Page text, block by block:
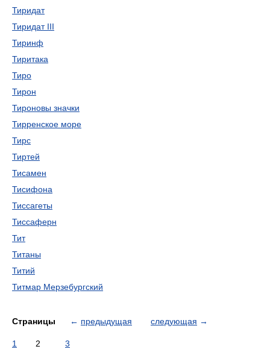
Тиридат
Тиридат III
Тиринф
Тиритака
Тиро
Тирон
Тироновы значки
Тирренское море
Тирс
Тиртей
Тисамен
Тисифона
Тиссагеты
Тиссаферн
Тит
Титаны
Титий
Титмар Мерзебургский
Страницы ← предыдущая следующая →
1 2 3